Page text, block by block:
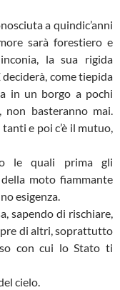
a quindic’anni
sarà forestiero e
la sua rigida
come tiepida
in un borgo a pochi
non basteranno mai.
e poi c’è il mutuo,
le quali prima gli
moto fiammante
esigenza.
sapendo di rischiare,
di altri, soprattutto
con cui lo Stato ti
cielo.